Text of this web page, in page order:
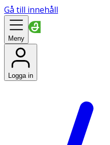
Gå till innehåll
Meny
Logga in